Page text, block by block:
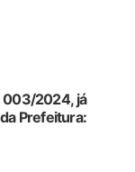
003/2024, já
Prefeitura: